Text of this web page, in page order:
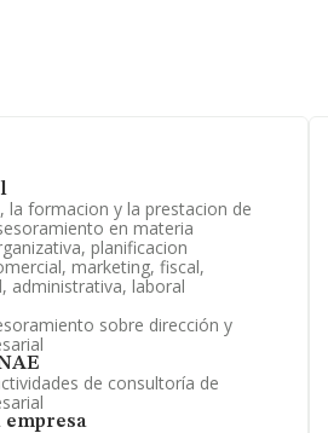
la formacion y la prestacion de
en materia
planificacion
marketing, fiscal,
administrativa, laboral
sobre dirección y
de consultoría de
empresa